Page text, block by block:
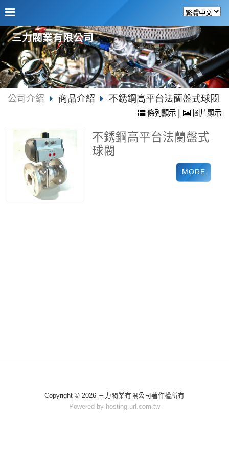
三力閥業有限公司
公司介紹 商品介紹 不銹鋼高平台法蘭盤式球閥
條列顯示 | 圖片顯示
不銹鋼高平台法蘭盤式
球閥
Copyright © 2026 三力閥業有限公司著作權所有
Powered by hosting.url.com.tw